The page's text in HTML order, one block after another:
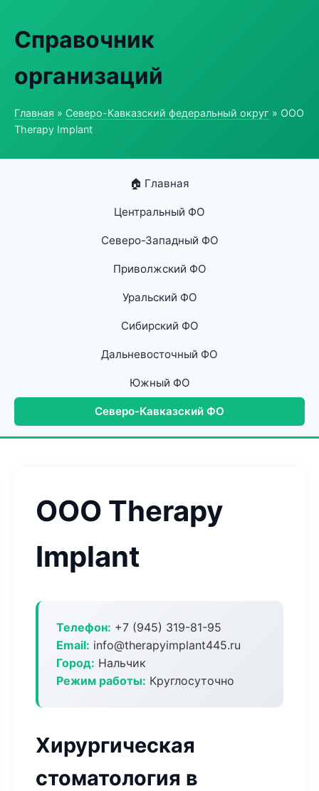
Справочник
организаций
Главная » Северо-Кавказский федеральный округ » ООО
Therapy Implant
🏠 Главная
Центральный ФО
Северо-Западный ФО
Приволжский ФО
Уральский ФО
Сибирский ФО
Дальневосточный ФО
Южный ФО
Северо-Кавказский ФО
ООО Therapy
Implant
Телефон: +7 (945) 319-81-95
Email: info@therapyimplant445.ru
Город: Нальчик
Режим работы: Круглосуточно
Хирургическая
стоматология в